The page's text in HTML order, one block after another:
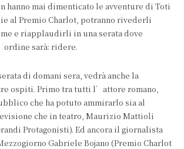
hanno mai dimenticato le avventure di Toti
al Premio Charlot, potranno rivederli
e riapplaudirli in una serata dove
sarà: ridere.
di domani sera, vedrà anche la
ospiti. Primo tra tutti l’attore romano,
che ha potuto ammirarlo sia al
che in teatro, Maurizio Mattioli
Protagonisti). Ed ancora il giornalista
Gabriele Bojano (Premio Charlot